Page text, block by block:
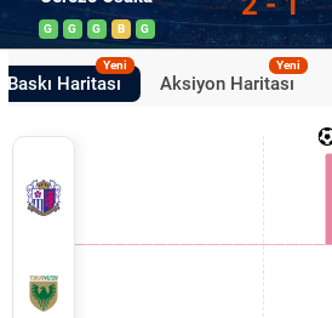
G G G B G
Baskı Haritası
Yeni
Aksiyon Haritası
Yeni